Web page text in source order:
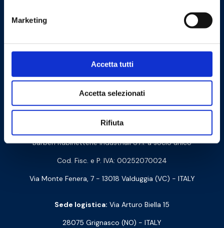
Marketing
Accetta tutti
Accetta selezionati
Rifiuta
Contattaci
Barberi Rubinetterie Industriali S.r.l. a socio unico
Cod. Fisc. e P. IVA: 00252070024
Via Monte Fenera, 7 - 13018 Valduggia (VC) - ITALY
Sede logistica: Via Arturo Biella 15
28075 Grignasco (NO) - ITALY